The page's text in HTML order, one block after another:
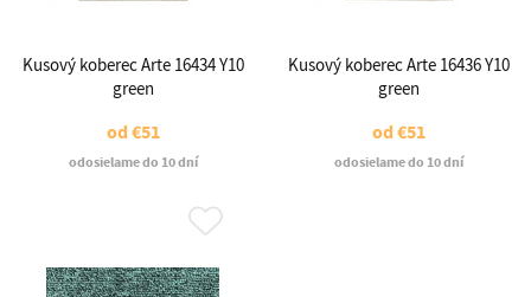
Kusový koberec Arte 16434 Y10
green
od€51
odosielame do 10 dní
Kusový koberec Arte 16436 Y10
green
od€51
odosielame do 10 dní